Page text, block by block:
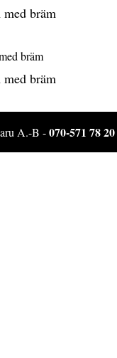
bräm
bräm
A.-B -070-571 78 20